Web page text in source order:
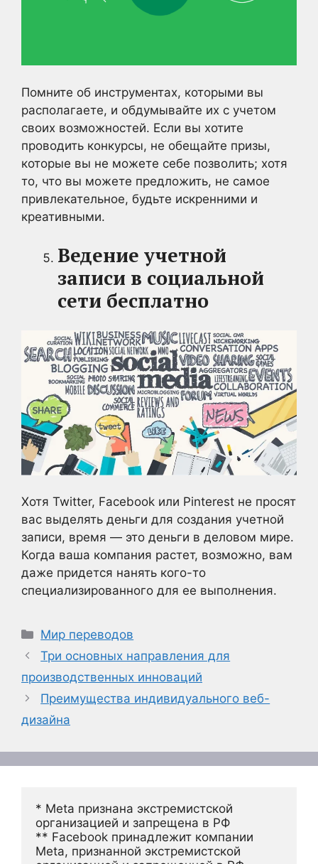
Помните об инструментах, которыми вы
располагаете, и обдумывайте их с учетом
своих возможностей. Если вы хотите
проводить конкурсы, не обещайте призы,
которые вы не можете себе позволить; хотя
то, что вы можете предложить, не самое
привлекательное, будьте искренними и
креативными.
Ведение учетной
записи в социальной
сети бесплатно
Хотя Twitter, Facebook или Pinterest не просят
вас выделять деньги для создания учетной
записи, время — это деньги в деловом мире.
Когда ваша компания растет, возможно, вам
даже придется нанять кого-то
специализированного для ее выполнения.
Рубрики
Мир переводов
Три основных направления для
производственных инноваций
Преимущества индивидуального веб-
дизайна
* Meta признана экстремистской
организацией и запрещена в РФ
** Facebook принадлежит компании
Meta, признанной экстремистской